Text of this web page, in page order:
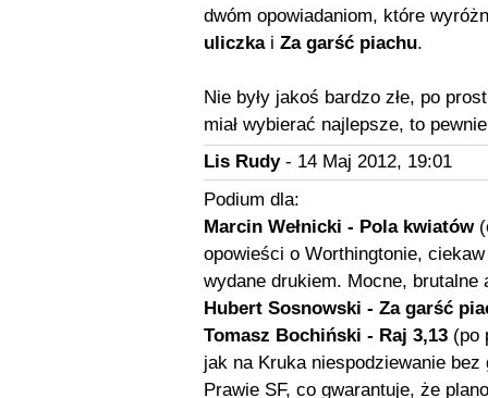
dwóm opowiadaniom, które
uliczkai Za garść piachu.
Nie były jakoś bardzo złe, po
miał wybierać najlepsze, to
Lis Rudy- 14 Maj 2012, 19:01
Podium dla:
Marcin Wełnicki - Pola kwiatów
opowieści o Worthingtonie,
wydane drukiem. Mocne,
Hubert Sosnowski - Za garść
Tomasz Bochiński - Raj 3,13(po
jak na Kruka niespodziewanie
Prawie SF, co gwarantuje, że